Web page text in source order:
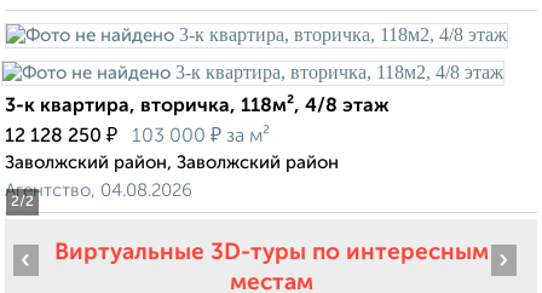
2/2
3-к квартира, вторичка, 118м², 4/8 этаж
12 128 250 ₽ 103 000 ₽ за м²
Заволжский район, Заволжский район
Агентство, 04.08.2026
Виртуальные 3D-туры по интересным
местам
‹ ›